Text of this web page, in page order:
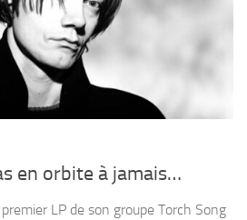
en orbite à jamais…
LP de son groupe Torch Song